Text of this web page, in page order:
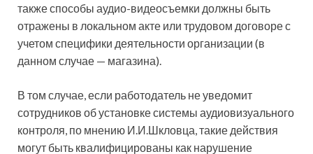
также способы аудио-видеосъемки должны быть
отражены в локальном акте или трудовом договоре с
учетом специфики деятельности организации (в
данном случае — магазина).
В том случае, если работодатель не уведомит
сотрудников об установке системы аудиовизуального
контроля, по мнению И.И.Шкловца, такие действия
могут быть квалифицированы как нарушение